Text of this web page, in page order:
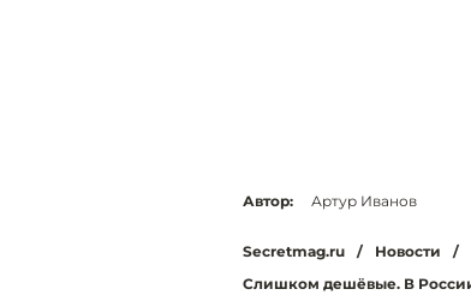
Автор: Артур Иванов
Secretmag.ru / Новости
/
Слишком дешёвые. В России